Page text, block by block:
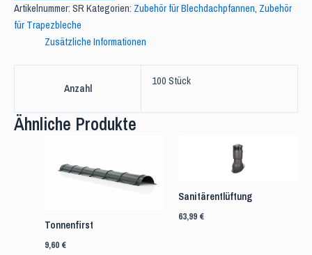
Artikelnummer: SR Kategorien: Zubehör für Blechdachpfannen, Zubehör
für Trapezbleche
Zusätzliche Informationen
Anzahl
100 Stück
Ähnliche Produkte
Tonnenfirst
9,60 €
Sanitärentlüftung
63,99 €